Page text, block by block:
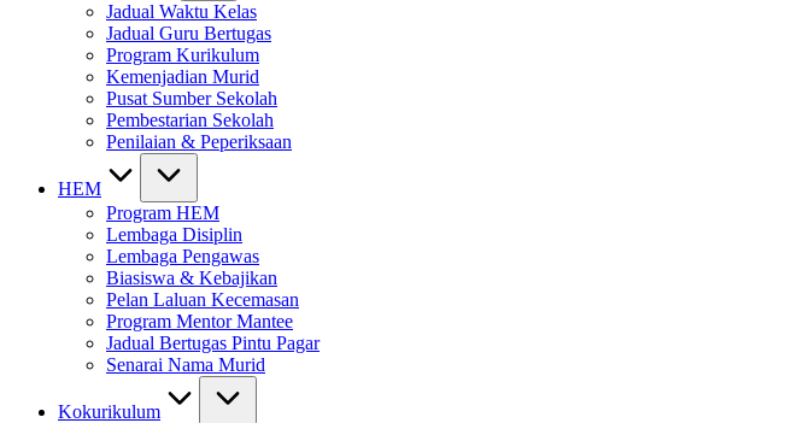
Jadual Waktu Kelas
Jadual Guru Bertugas
Program Kurikulum
Kemenjadian Murid
Pusat Sumber Sekolah
Pembestarian Sekolah
Penilaian & Peperiksaan
HEM
Program HEM
Lembaga Disiplin
Lembaga Pengawas
Biasiswa & Kebajikan
Pelan Laluan Kecemasan
Program Mentor Mantee
Jadual Bertugas Pintu Pagar
Senarai Nama Murid
Kokurikulum